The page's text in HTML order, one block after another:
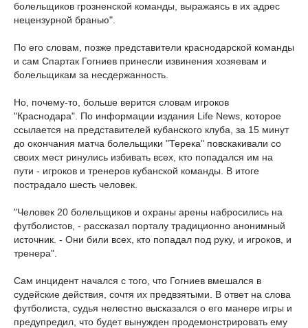
болельщиков грозненской команды, выражаясь в их адрес
нецензурной бранью".
По его словам, позже представители краснодарской команды
и сам Спартак Гогниев принесли извинения хозяевам и
болельщикам за несдержанность.
Но, почему-то, больше верится словам игроков
"Краснодара". По информации издания Life News, которое
ссылается на представителей кубанского клуба, за 15 минут
до окончания матча болельщики "Терека" повскакивали со
своих мест ринулись избивать всех, кто попадался им на
пути - игроков и тренеров кубанской команды. В итоге
пострадало шесть человек.
"Человек 20 болельщиков и охраны арены набросились на
футболистов, - рассказал порталу традиционно анонимный
источник. - Они били всех, кто попадал под руку, и игроков, и
тренера".
Сам инцидент начался с того, что Гогниев вмешался в
судейские действия, сочтя их предвзятыми. В ответ на слова
футболиста, судья нелестно высказался о его манере игры и
предупредил, что будет вынужден продемонстрировать ему